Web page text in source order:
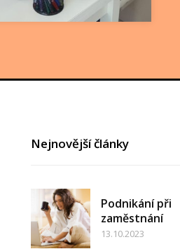
Nejnovější články
Podnikání při
zaměstnání
13.10.2023